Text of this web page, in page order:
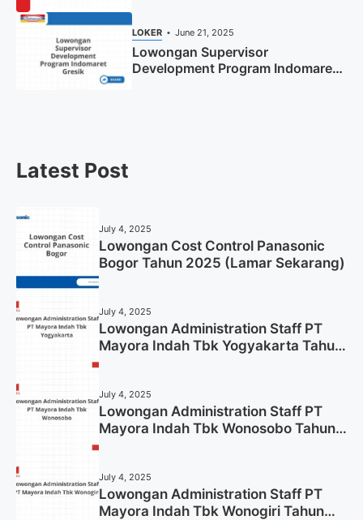
LOKER June 21, 2025
Lowongan Supervisor
Development Program Indomaret
Latest Post
July 4, 2025
Lowongan Cost Control Panasonic
Bogor Tahun 2025 (Lamar Sekarang)
July 4, 2025
Lowongan Administration Staff PT
Mayora Indah Tbk Yogyakarta Tahun
July 4, 2025
Lowongan Administration Staff PT
Mayora Indah Tbk Wonosobo Tahun
July 4, 2025
Lowongan Administration Staff PT
Mayora Indah Tbk Wonogiri Tahun